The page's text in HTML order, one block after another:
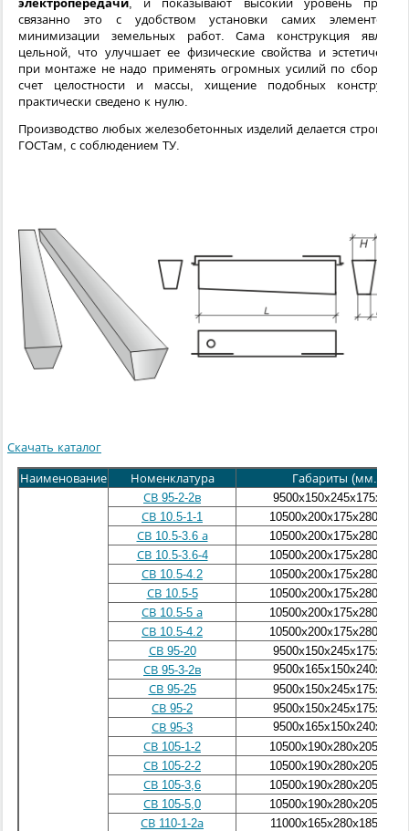
электропередачи, и показывают высокий уровень
связанно это с удобством установки самих элементов
минимизации земельных работ. Сама конструкция
цельной, что улучшает ее физические свойства и
при монтаже не надо применять огромных усилий по сборке,
счет целостности и массы, хищение подобных
практически сведено к нулю.
Производство любых железобетонных изделий делается строго по
ГОСТам, с соблюдением ТУ.
Скачать каталог
Наименование Номенклатура
Габариты (мм.)
СВ 95-2-2в
9500х150х245х175х150
СВ 10.5-1-1
10500х200х175х280х190
СВ 10.5-3.6 а
10500х200х175х280х190
СВ 10.5-3.6-4
10500х200х175х280х190
СВ 10.5-4.2
10500х200х175х280х190
СВ 10.5-5
10500х200х175х280х190
СВ 10.5-5 а
10500х200х175х280х190
СВ 10.5-4.2
10500х200х175х280х190
СВ 95-20
9500х150х245х175х150
СВ 95-3-2в
9500x165x150x240x165
СВ 95-25
9500х150х245х175х150
СВ 95-2
9500х150х245х175х150
СВ 95-3
9500x165x150x240x165
СВ 105-1-2
10500х190х280х205х175
СВ 105-2-2
10500х190х280х205х175
СВ 105-3,6
10500х190х280х205х175
СВ 105-5,0
10500х190х280х205х175
СВ 110-1-2а
11000х165х280х185х175